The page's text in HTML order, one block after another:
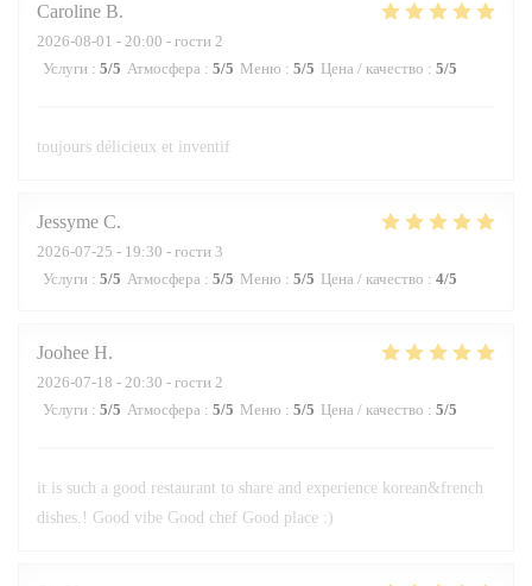
Caroline B
2026-08-01 - 20:00 - гости 2
Услуги : 5/5 Атмосфера : 5/5 Меню : 5/5 Цена / качество : 5/5
toujours délicieux et inventif
Jessyme C
2026-07-25 - 19:30 - гости 3
Услуги : 5/5 Атмосфера : 5/5 Меню : 5/5 Цена / качество : 4/5
Joohee H
2026-07-18 - 20:30 - гости 2
Услуги : 5/5 Атмосфера : 5/5 Меню : 5/5 Цена / качество : 5/5
it is such a good restaurant to share and experience korean&french
dishes.! Good vibe Good chef Good place :)